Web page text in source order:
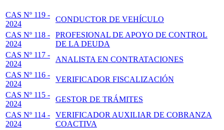
CAS Nº 119 -
2024
CONDUCTOR DE VEHÍCULO
CAS Nº 118 -
2024
PROFESIONAL DE APOYO DE CONTROL
DE LA DEUDA
CAS Nº 117 -
2024
ANALISTA EN CONTRATACIONES
CAS Nº 116 -
2024
VERIFICADOR FISCALIZACIÓN
CAS Nº 115 -
2024
GESTOR DE TRÁMITES
CAS Nº 114 -
2024
VERIFICADOR AUXILIAR DE COBRANZA
COACTIVA